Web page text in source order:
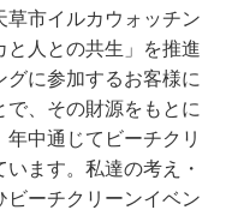
草市イルカウォッチン
と人との共生」を推進
に参加するお客様に
、その財源をもとに
中通じてビーチクリ
ます。私達の考え・
ビーチクリーンイベン